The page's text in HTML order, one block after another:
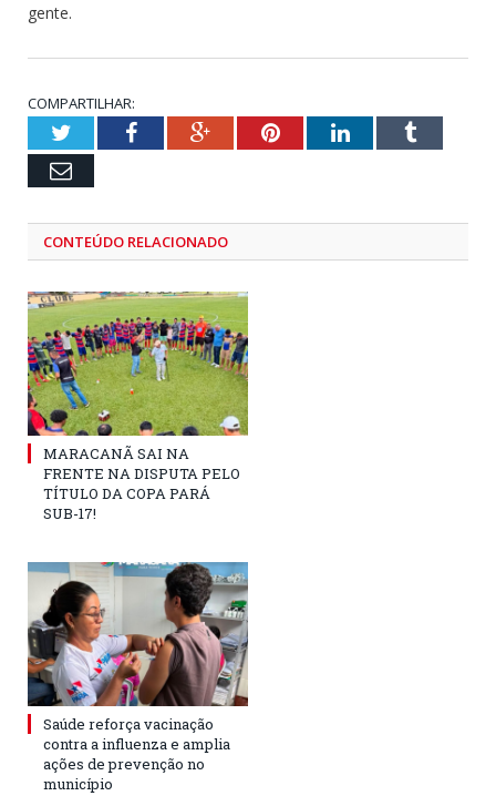
gente.
COMPARTILHAR:
TwitterFacebookGoogle+PinterestLinkedInTumblr
Email
CONTEÚDO RELACIONADO
MARACANÃ SAI NA
FRENTE NA DISPUTA PELO
TÍTULO DA COPA PARÁ
SUB-17!
Saúde reforça vacinação
contra a influenza e amplia
ações de prevenção no
município